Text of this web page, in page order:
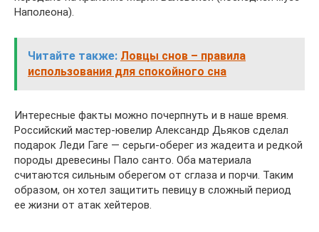
Наполеона).
Читайте также: Ловцы снов – правила
использования для спокойного сна
Интересные факты можно почерпнуть и в наше время.
Российский мастер-ювелир Александр Дьяков сделал
подарок Леди Гаге — серьги-оберег из жадеита и редкой
породы древесины Пало санто. Оба материала
считаются сильным оберегом от сглаза и порчи. Таким
образом, он хотел защитить певицу в сложный период
ее жизни от атак хейтеров.